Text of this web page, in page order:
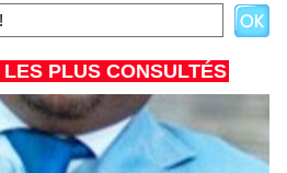
PLUS CONSULTÉS